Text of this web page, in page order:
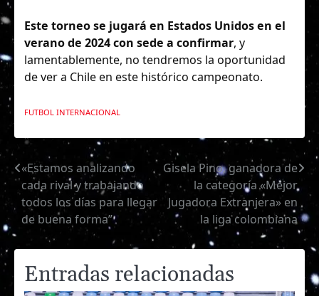
Este torneo se jugará en Estados Unidos en el
verano de 2024 con sede a confirmar, y
lamentablemente, no tendremos la oportunidad
de ver a Chile en este histórico campeonato.
FUTBOL INTERNACIONAL
Navegación
de
entradas
«Estamos analizando
cada rival y trabajando
todos los días para llegar
de buena forma”
Gisela Pino, ganadora de
la categoría «Mejor
Jugadora Extranjera» en
la liga colombiana
Entradas relacionadas